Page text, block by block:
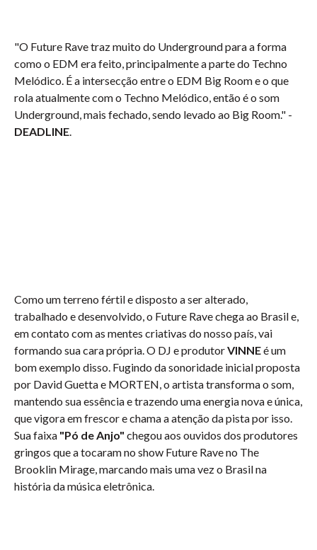
"O Future Rave traz muito do Underground para a forma
como o EDM era feito, principalmente a parte do Techno
Melódico. É a intersecção entre o EDM Big Room e o que
rola atualmente com o Techno Melódico, então é o som
Underground, mais fechado, sendo levado ao Big Room." -
DEADLINE.
Como um terreno fértil e disposto a ser alterado,
trabalhado e desenvolvido, o Future Rave chega ao Brasil e,
em contato com as mentes criativas do nosso país, vai
formando sua cara própria. O DJ e produtorVINNEé um
bom exemplo disso. Fugindo da sonoridade inicial proposta
por David Guetta e MORTEN, o artista transforma o som,
mantendo sua essência e trazendo uma energia nova e única,
que vigora em frescor e chama a atenção da pista por isso.
Sua faixa "Pó de Anjo" chegou aos ouvidos dos produtores
gringos que a tocaram no show Future Rave no The
Brooklin Mirage, marcando mais uma vez o Brasil na
história da música eletrônica.